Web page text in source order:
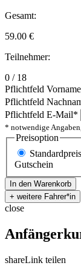
Gesamt:
59.00 €
Teilnehmer:
0 / 18
Pflichtfeld Vorname
Pflichtfeld
Pflichtfeld E-Mail*
* notwendige
Preisoption
Standardpreis
Gutschein
close
shareLink teilen